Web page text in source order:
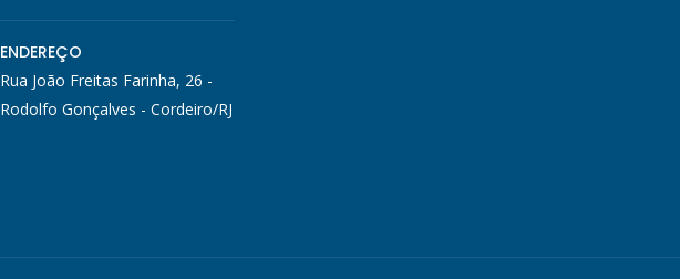
ENDEREÇO
Rua João Freitas Farinha, 26 -
Rodolfo Gonçalves - Cordeiro/RJ